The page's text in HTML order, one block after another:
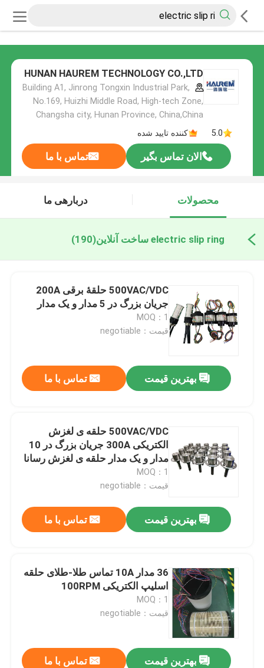
HUNAN HAUREM TECHNOLOGY CO.,LTD
Building A1, Jinrong Tongxin Industrial Park,
No.169, Huizhi Middle Road, High-tech Zone,
Changsha city, Hunan Province, China,China
5.0
کننده تایید شده
الان تماس بگیر تماس با ما
محصولات دربارهی ما
electric slip ring ساخت آنلاین (190)
500VAC/VDC حلقۀ برقی 200A
جریان بزرگ در 5 مدار و یک مدار
MOQ：1
قیمت：negotiable
بهترین قیمت تماس با ما
500VAC/VDC حلقه ی لغزش
الکتریکی 300A جریان بزرگ در 10
مدار و یک مدار حلقه ی لغزش رسانا
MOQ：1
قیمت：negotiable
بهترین قیمت تماس با ما
36 مدار 10A تماس طلا-طلای حلقه
اسلیپ الکتریکی 100RPM
MOQ：1
قیمت：negotiable
بهترین قیمت تماس با ما